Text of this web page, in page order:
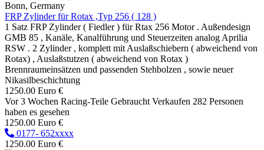
Bonn, Germany
FRP Zylinder für Rotax ,Typ 256 ( 128 )
1 Satz FRP Zylinder ( Fiedler ) für Rtax 256 Motor . Außendesign
GMB 85 , Kanäle, Kanalführung und Steuerzeiten analog Aprilia
RSW . 2 Zylinder , komplett mit Auslaßschiebern ( abweichend von
Rotax) , Auslaßstutzen ( abweichend von Rotax )
Brennraumeinsätzen und passenden Stehbolzen , sowie neuer
Nikasilbeschichtung
1250.00 Euro €
Vor 3 Wochen Racing-Teile Gebraucht Verkaufen 282 Personen
haben es gesehen
1250.00 Euro €
0177- 652xxxx
1250.00 Euro €